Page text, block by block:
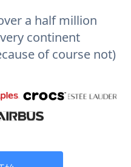
a half million
continent
of course not)